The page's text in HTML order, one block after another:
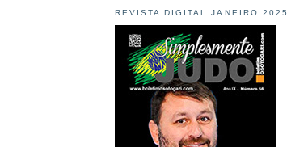
REVISTA DIGITAL JANEIRO 2025